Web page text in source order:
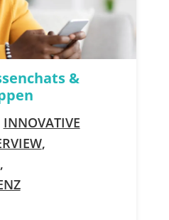
&
INNOVATIVE
,
,